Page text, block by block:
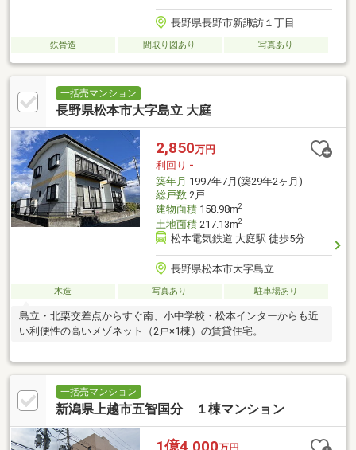
長野県長野市新諏訪１丁目
鉄骨造 間取り図あり 写真あり
一括売マンション
長野県松本市大字島立 大庭
2,850万円
利回り -
築年月 1997年7月(築29年2ヶ月)
総戸数2戸
建物面積158.98m2
土地面積217.13m2
松本電気鉄道 大庭駅 徒歩5分
長野県松本市大字島立
木造 写真あり 駐車場あり
島立・北栗交差点からすぐ南、小中学校・松本インターからも近
い利便性の高いメゾネット（2戸×1棟）の賃貸住宅。
一括売マンション
新潟県上越市五智国分 １棟マンション
1億4,000